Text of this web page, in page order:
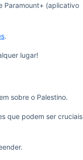
Paramount+ (aplicativo
.
lugar!
sobre o Palestino.
que podem ser cruciais